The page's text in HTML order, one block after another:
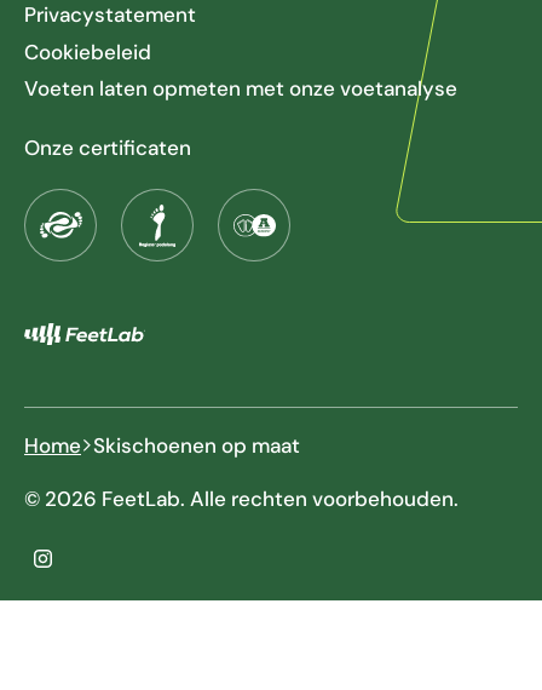
Privacystatement
Cookiebeleid
Voeten laten opmeten met onze voetanalyse
Onze certificaten
Home Skischoenen op maat
© 2026 FeetLab. Alle rechten voorbehouden.